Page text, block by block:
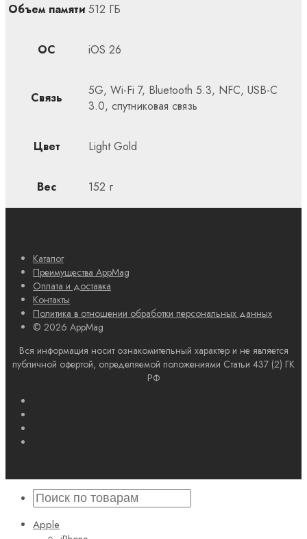
Объем памяти 512 ГБ
ОС iOS 26
Связь
5G, Wi-Fi 7, Bluetooth 5.3, NFC, USB-C
3.0, спутниковая связь
Цвет Light Gold
Вес 152 г
Каталог
Преимущества AppMag
Оплата и доставка
Контакты
Политика в отношении обработки персональных данных
© 2026 AppMag
Вся информация носит ознакомительный характер и не является
публичной офертой, определяемой положениями Статьи 437 (2) ГК
РФ
Apple